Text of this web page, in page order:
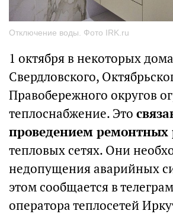
Отключение воды. Фото IRK.ru
1 октября в некоторых
Свердловского,
Правобережного округов
теплоснабжение. Это
проведением ремонтных
тепловых сетях. Они
недопущения аварийных
этом сообщается в
оператора теплосетей